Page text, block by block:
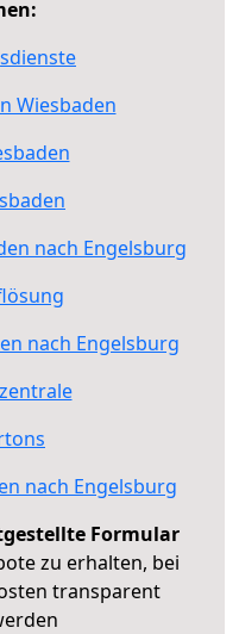
Wiesbaden
nach Engelsburg
nach Engelsburg
nach Engelsburg
Formular
zu erhalten, bei
transparent